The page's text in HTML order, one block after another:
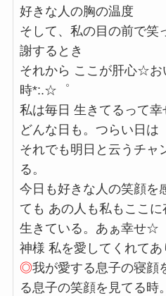
好きな人の胸の温度
そして、私の目の前で笑
謝するとき
それから ここが肝心☆お
時*:.☆゜
私は毎日 生きてるって幸
どんな日も。つらい日は
それでも明日と云うチャ
る。
今日も好きな人の笑顔を
ても あの人も私もここ
生きている。あぁ幸せ☆
神様 私を愛してくれて
◎我が愛する息子の寝顔
る息子の笑顔を見てる時